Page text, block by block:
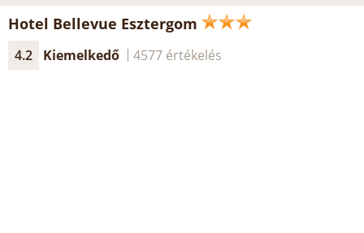
Hotel Bellevue Esztergom
4.2 Kiemelkedő 4577 értékelés